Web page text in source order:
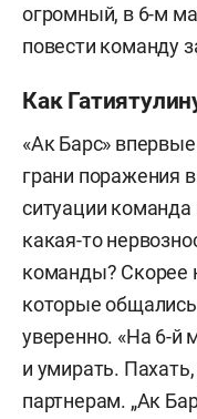
огромный, в 6-м
повести команду
Как
«Ак Барс»
грани поражения
ситуации команда
какая-то
команды? Скорее
которые
уверенно. «На 6-й
и умирать.
партнерам. „Ак